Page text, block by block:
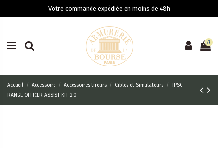
Votre commande expédiée en moins de 48h
0
Accueil Accessoire Accessoires tireurs Cibles et Simulateurs
IPSC
RANGE OFFICER ASSIST KIT 2.0